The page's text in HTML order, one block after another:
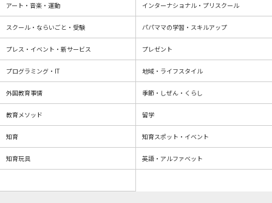
アート・音楽・運動 インターナショナル・プリスクール
スクール・ならいごと・受験 パパママの学習・スキルアップ
プレス・イベント・新サービス プレゼント
プログラミング・IT 地域・ライフスタイル
外国教育事情 季節・しぜん・くらし
教育メソッド 留学
知育 知育スポット・イベント
知育玩具 英語・アルファベット